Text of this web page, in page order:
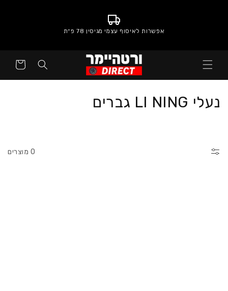
אפשרות לאיסוף עצמי מגיסין 78 פ״ת
קניות
:
נעלי LI NING גברים
0 מוצרים